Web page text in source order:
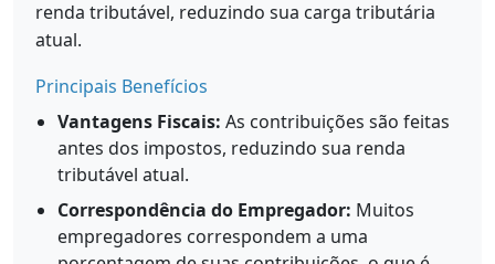
renda tributável, reduzindo sua carga tributária
atual.
Principais Benefícios
Vantagens Fiscais: As contribuições são feitas
antes dos impostos, reduzindo sua renda
tributável atual.
Correspondência do Empregador: Muitos
empregadores correspondem a uma